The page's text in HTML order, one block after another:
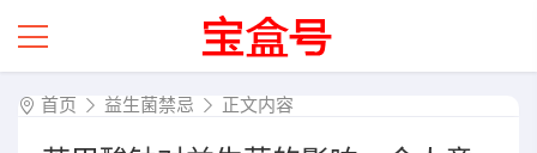
首页 益生菌禁忌 正文内容